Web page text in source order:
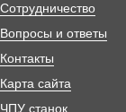
Сотрудничество
Вопросы и ответы
Контакты
Карта сайта
ЧПУ станок